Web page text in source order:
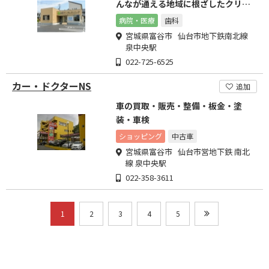
んなが通える地域に根ざしたクリニ
ックを目指します。
病院・医療 歯科
宮城県富谷市 仙台市地下鉄南北線
泉中央駅
022-725-6525
カー・ドクターNS 追加
車の買取・販売・整備・板金・塗
装・車検
ショッピング 中古車
宮城県富谷市 仙台市営地下鉄 南北
線 泉中央駅
022-358-3611
1 2 3 4 5